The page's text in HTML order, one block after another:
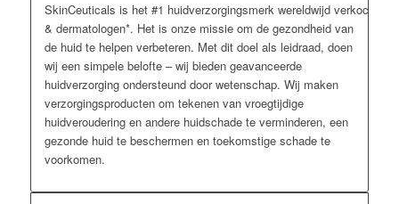
SkinCeuticals is het #1 huidverzorgingsmerk wereldwijd verkocht
& dermatologen*. Het is onze missie om de gezondheid van
de huid te helpen verbeteren. Met dit doel als leidraad, doen
wij een simpele belofte – wij bieden geavanceerde
huidverzorging ondersteund door wetenschap. Wij maken
verzorgingsproducten om tekenen van vroegtijdige
huidveroudering en andere huidschade te verminderen, een
gezonde huid te beschermen en toekomstige schade te
voorkomen.